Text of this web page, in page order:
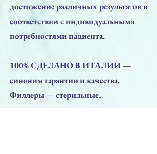
достижение различных результатов в
соответствии с индивидуальными
потребностями пациента.
100% СДЕЛАНО В ИТАЛИИ —
синоним гарантии и качества.
Филлеры — стерильные,
инъекционные, апирогенные,